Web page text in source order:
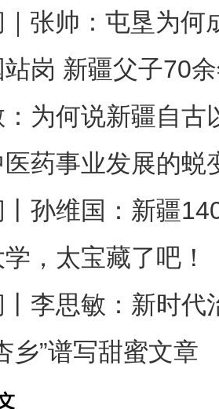
新疆石河子：“诗与
｜张帅：屯垦为何
站岗 新疆父子70
为何说新疆自古
医药事业发展的蜕
丨孙维国：新疆
，太宝藏了吧！
丨李思敏：新时代
乡”谱写甜蜜文章